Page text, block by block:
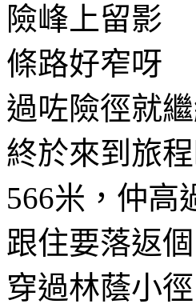
險峰上留影
條路好窄呀
過咗險徑就
終於來到旅
566米，仲高
跟住要落返
穿過林蔭小